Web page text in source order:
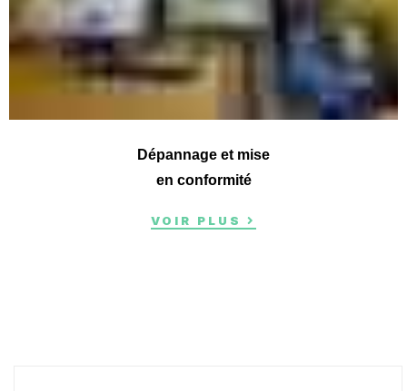
Dépannage et mise
en conformité
VOIR PLUS